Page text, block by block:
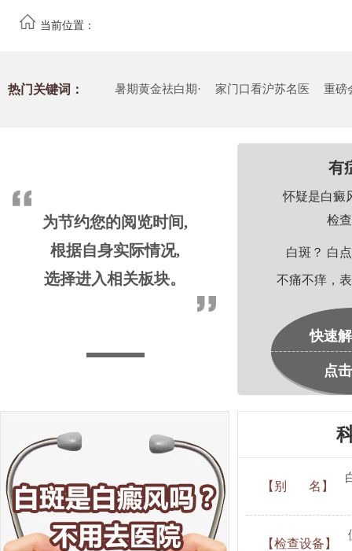
当前位置：
热门关键词： 暑期黄金祛白期· 家门口看沪苏名医 重磅
为节约您的阅览时间,
根据自身实际情况,
选择进入相关板块。
有
怀疑是白癜
检
白斑？ 白
不痛不痒，
快速
点
【别 名】
【检查设备】